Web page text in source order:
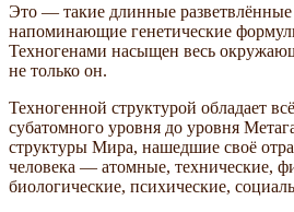
Это — такие длинные
напоминающие генетические
Техногенами насыщен весь
не только он.
Техногенной структурой обладает
субатомного уровня до уровня
структуры Мира, нашедшие своё
человека — атомные, технические,
биологические, психические,